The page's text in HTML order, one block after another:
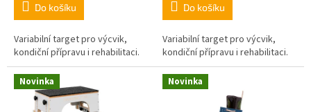
Do košíku
Variabilní target pro výcvik,
kondiční přípravu i rehabilitaci.
Do košíku
Variabilní target pro výcvik,
kondiční přípravu i rehabilitaci.
Novinka Novinka